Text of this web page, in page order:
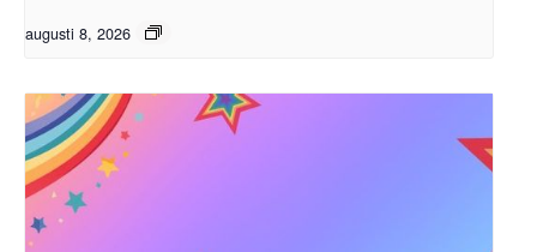
augusti 8, 2026